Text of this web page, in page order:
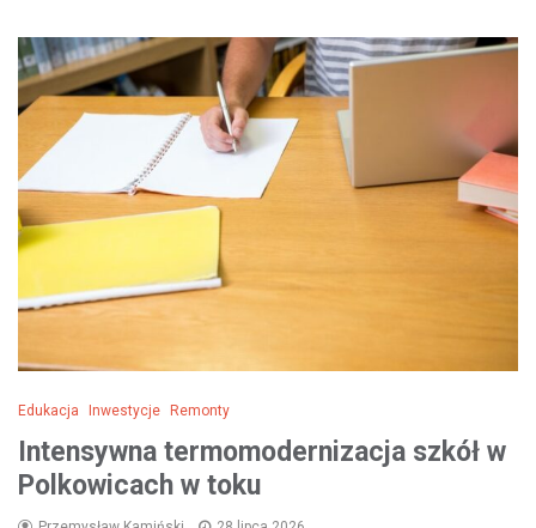
Edukacja Inwestycje Remonty
Intensywna termomodernizacja szkół w
Polkowicach w toku